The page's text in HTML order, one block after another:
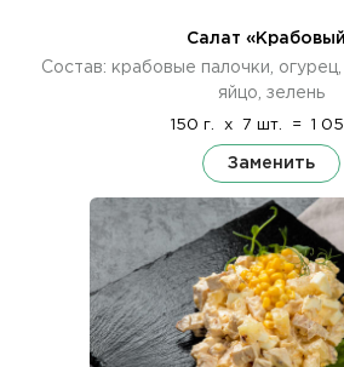
Салат
Состав: крабовые палочки,
яйцо, зелень
150 г. x 7 шт. = 1
Заменить